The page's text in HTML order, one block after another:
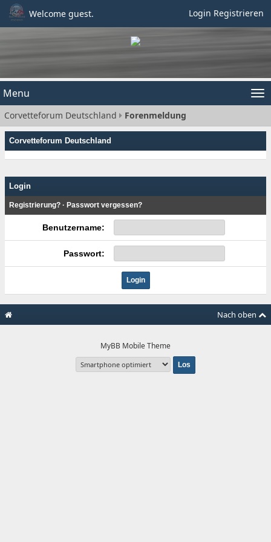
Welcome guest. Login Registrieren
Menu
Corvetteforum Deutschland Forenmeldung
Corvetteforum Deutschland
Login
Registrierung? · Passwort vergessen?
Benutzername:
Passwort:
Nach oben
MyBB Mobile Theme